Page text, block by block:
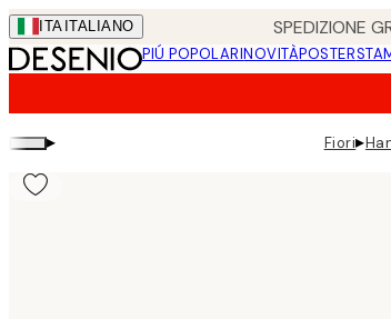
Skip
to
main
ITA ITALIANO SPEDIZIONE
PIÚ POPOLARINOVITÀPOSTER
▸ Fiori▸